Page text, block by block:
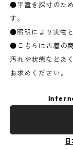
●平置き採寸のた
す。
●照明により実物
●こちらは古着の
汚れや状態などあ
お求めください。